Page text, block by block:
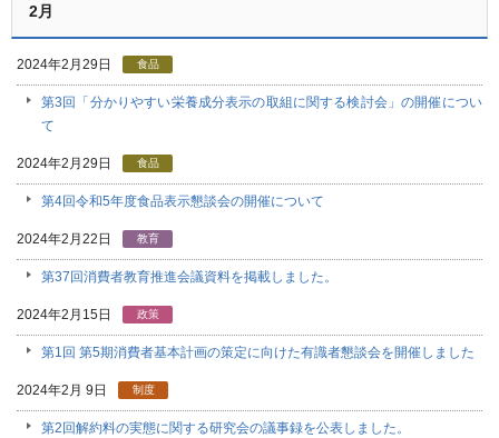
2月
2024年2月29日 食品
第3回「分かりやすい栄養成分表示の取組に関する検討会」の開催につい
て
2024年2月29日 食品
第4回令和5年度食品表示懇談会の開催について
2024年2月22日 教育
第37回消費者教育推進会議資料を掲載しました。
2024年2月15日 政策
第1回 第5期消費者基本計画の策定に向けた有識者懇談会を開催しました
2024年2月 9日 制度
第2回解約料の実態に関する研究会の議事録を公表しました。